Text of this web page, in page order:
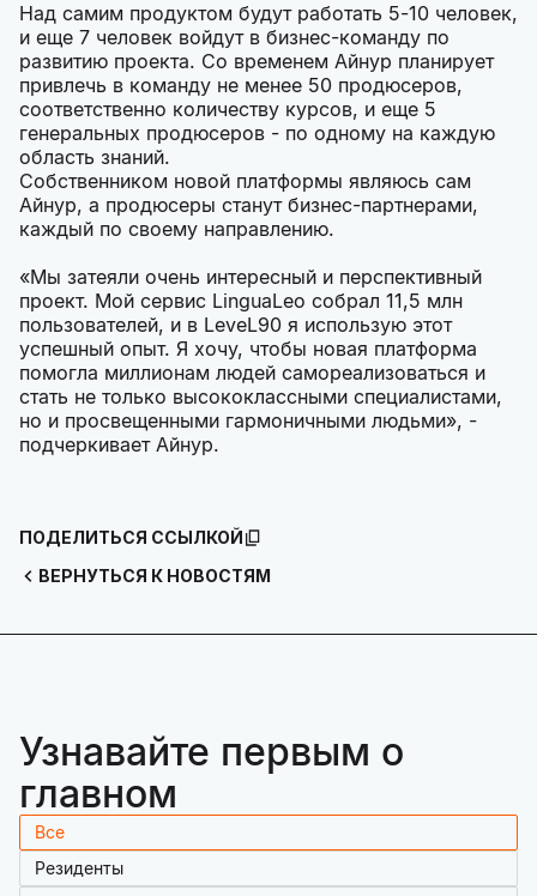
Над самим продуктом будут работать 5-10 человек,
и еще 7 человек войдут в бизнес-команду по
развитию проекта. Со временем Айнур планирует
привлечь в команду не менее 50 продюсеров,
соответственно количеству курсов, и еще 5
генеральных продюсеров - по одному на каждую
область знаний.
Собственником новой платформы являюсь сам
Айнур, а продюсеры станут бизнес-партнерами,
каждый по своему направлению.
«Мы затеяли очень интересный и перспективный
проект. Мой сервис LinguaLeo собрал 11,5 млн
пользователей, и в LeveL90 я использую этот
успешный опыт. Я хочу, чтобы новая платформа
помогла миллионам людей самореализоваться и
стать не только высококлассными специалистами,
но и просвещенными гармоничными людьми», -
подчеркивает Айнур.
ВЕРНУТЬСЯ К НОВОСТЯМ
ПОДЕЛИТЬСЯ ССЫЛКОЙ
Узнавайте первым о
главном
Все
Резиденты